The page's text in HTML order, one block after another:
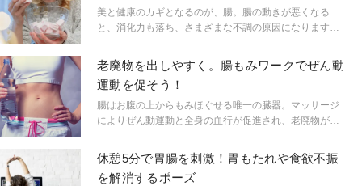
美と健康のカギとなるのが、腸。腸の動きが悪くなる
と、消化力も落ち、さまざまな不調の原因になります。
老廃物を出しやすく。腸もみワークでぜん動
運動を促そう！
腸はお腹の上からもみほぐせる唯一の臓器。マッサージ
によりぜん動運動と全身の血行が促進され、老廃物が出
みワークを教えていただきました。
休憩5分で胃腸を刺激！胃もたれや食欲不振
を解消するポーズ